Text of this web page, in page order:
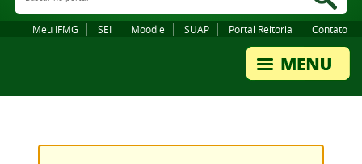
Meu IFMG SEI Moodle SUAP Portal Reitoria Contato